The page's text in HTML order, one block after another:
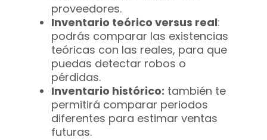
proveedores.
Inventario teórico versus real:
podrás comparar las existencias
teóricas con las reales, para que
puedas detectar robos o
pérdidas.
Inventario histórico: también te
permitirá comparar periodos
diferentes para estimar ventas
futuras.